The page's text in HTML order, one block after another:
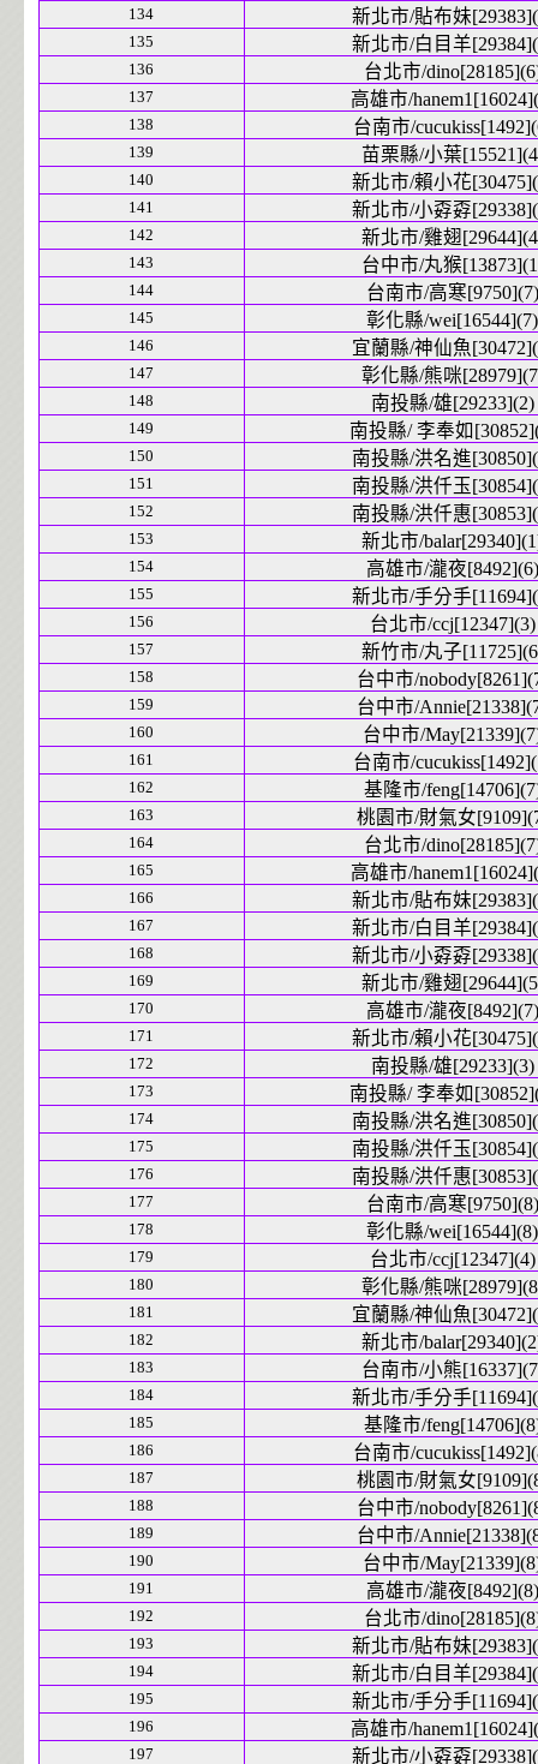
134 新北市/貼布妹
135 新北市/白目羊
136 台北市/
137 高雄市/
138 台南市/
139 苗栗縣/小葉
140 新北市/賴小花
141 新北市/小孬孬
142 新北市/雞翅
143 台中市/丸猴
144 台南市/高寒[9750](7)
145 彰化縣/wei[16544](7)
146 宜蘭縣/神仙魚
147 彰化縣/熊咪
148 南投縣/雄[29233](2)
149 南投縣/ 李奉如
150 南投縣/洪名進
151 南投縣/洪仟玉
152 南投縣/洪仟惠
153 新北市/
154 高雄市/瀧夜[8492](6)
155 新北市/手分手
156 台北市/ccj[12347](3)
157 新竹市/丸子
158 台中市/
159 台中市/
160 台中市/
161 台南市/
162 基隆市/
163 桃園市/財氣女
164 台北市/
165 高雄市/
166 新北市/貼布妹
167 新北市/白目羊
168 新北市/小孬孬
169 新北市/雞翅
170 高雄市/瀧夜[8492](7)
171 新北市/賴小花
172 南投縣/雄[29233](3)
173 南投縣/ 李奉如
174 南投縣/洪名進
175 南投縣/洪仟玉
176 南投縣/洪仟惠
177 台南市/高寒[9750](8)
178 彰化縣/wei[16544](8)
179 台北市/ccj[12347](4)
180 彰化縣/熊咪
181 宜蘭縣/神仙魚
182 新北市/
183 台南市/小熊
184 新北市/手分手
185 基隆市/
186 台南市/
187 桃園市/財氣女
188 台中市/
189 台中市/
190 台中市/
191 高雄市/瀧夜[8492](8)
192 台北市/
193 新北市/貼布妹
194 新北市/白目羊
195 新北市/手分手
196 高雄市/
197 新北市/小孬孬